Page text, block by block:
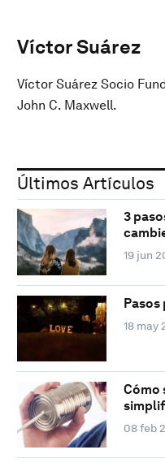
Víctor Suárez
Víctor Suárez Socio
John C. Maxwell.
Últimos Artículos
3
19 jun
Pasos
18 may
Cómo
08 feb